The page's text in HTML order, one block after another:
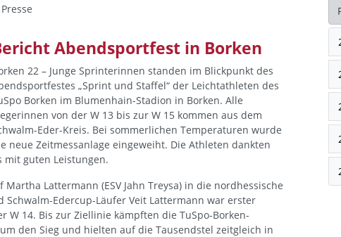
Presse
Abendsportfest in Borken
22 – Junge Sprinterinnen standen im Blickpunkt des
„Sprint und Staffel“ der Leichtathleten des
Borken im Blumenhain-Stadion in Borken. Alle
von der W 13 bis zur W 15 kommen aus dem
Eder-Kreis. Bei sommerlichen Temperaturen wurde
neue Zeitmessanlage eingeweiht. Die Athleten dankten
mit guten Leistungen.
Lattermann (ESV Jahn Treysa) in die nordhessische
Schwalm-Edercup-Läufer Veit Lattermann war erster
14. Bis zur Ziellinie kämpften die TuSpo-Borken-
den Sieg und hielten auf die Tausendstel zeitgleich in